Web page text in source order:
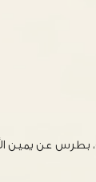
بطرس عن يمين